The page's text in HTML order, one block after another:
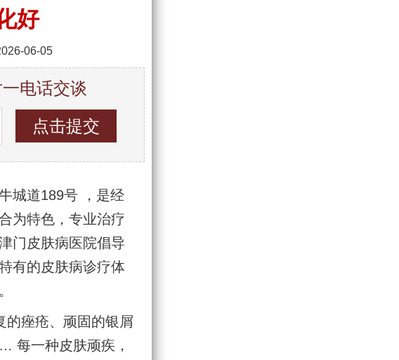
好
06-05
电话交谈
城道189号 ，是经
为特色，专业治疗
门皮肤病医院倡导
有的皮肤病诊疗体
痤疮、顽固的银屑
每一种皮肤顽疾，